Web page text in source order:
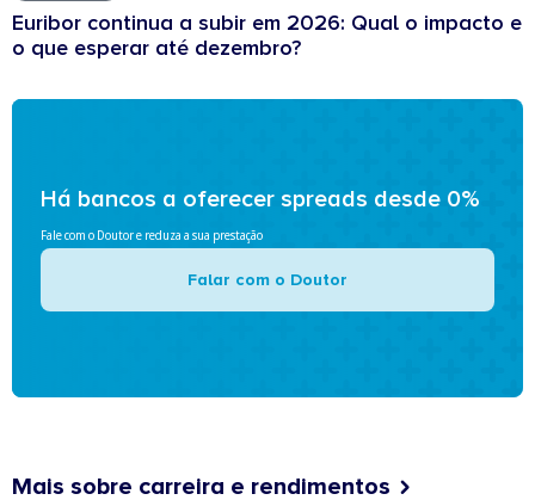
Euribor continua a subir em 2026: Qual o impacto e
o que esperar até dezembro?
Há bancos a oferecer spreads desde 0%
Fale com o Doutor e reduza a sua prestação
Falar com o Doutor
Mais sobre carreira e rendimentos